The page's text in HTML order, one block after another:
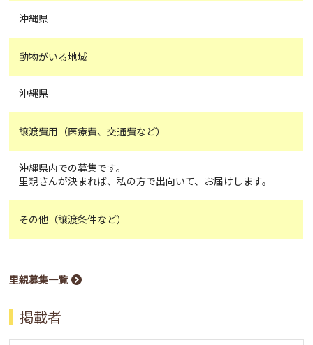
沖縄県
動物がいる地域
沖縄県
譲渡費用（医療費、交通費など）
沖縄県内での募集です。
里親さんが決まれば、私の方で出向いて、お届けします。
その他（譲渡条件など）
里親募集一覧
掲載者